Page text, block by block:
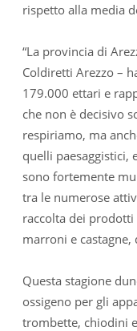
rispetto alla media
“La provincia di
Coldiretti Arezzo –
179.000 ettari e
che non è decisivo
respiriamo, ma
quelli paesaggistici,
sono fortemente
tra le numerose
raccolta dei
marroni e castagne,
Questa stagione
ossigeno per gli
trombette, chiodini